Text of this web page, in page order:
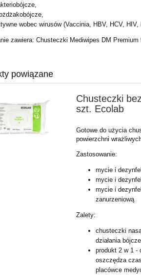
wobec wirusów (Vaccinia, HBV, HCV, HIV,
zawiera: Chusteczki Mediwipes DM
powiązane
Chusteczki
szt. Ecolab
Gotowe do użycia
powierzchni
Zastosowanie:
mycie i
mycie i
mycie i
zanurzeniową
Zalety:
chusteczki
działania
produkt 2 w 1 -
oszczędza
placówce